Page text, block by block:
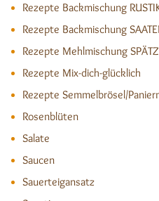
Rezepte Backmischung
Rezepte Backmischung
Rezepte Mehlmischung
Rezepte Mix-dich-glücklich
Rezepte Semmelbrösel/
Rosenblüten
Salate
Saucen
Sauerteigansatz